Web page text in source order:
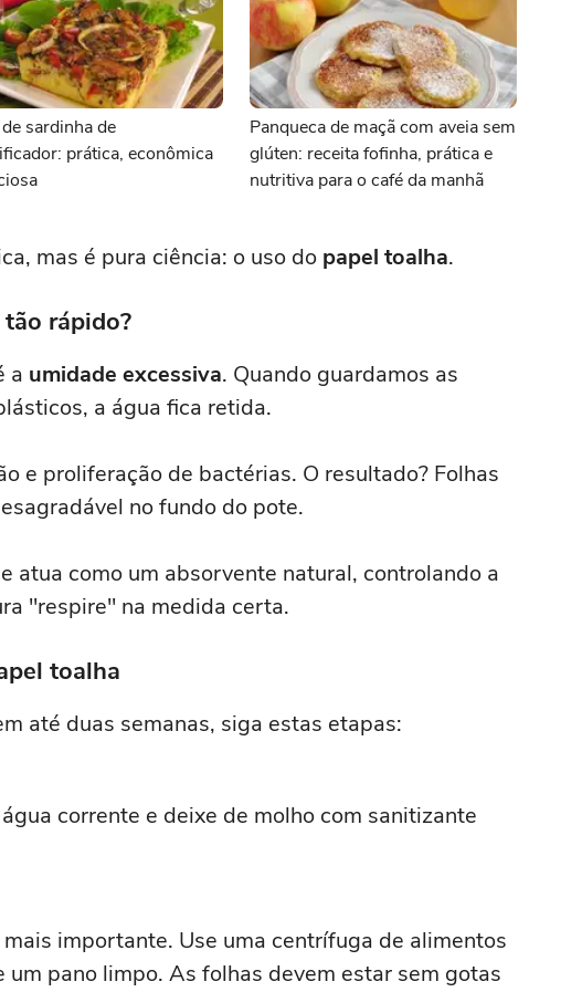
sardinha de
prática, econômica
Panqueca de maçã com aveia sem
glúten: receita fofinha, prática e
nutritiva para o café da manhã
mas é pura ciência: o uso do papel toalha.
rápido?
a umidade excessiva. Quando guardamos as
a água fica retida.
e proliferação de bactérias. O resultado? Folhas
no fundo do pote.
atua como um absorvente natural, controlando a
"respire" na medida certa.
toalha
até duas semanas, siga estas etapas:
corrente e deixe de molho com sanitizante
mais importante. Use uma centrífuga de alimentos
pano limpo. As folhas devem estar sem gotas